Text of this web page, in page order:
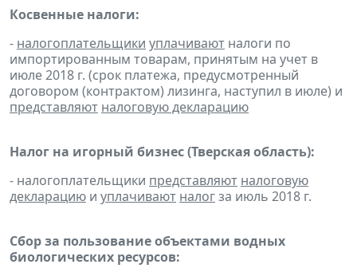
Косвенные налоги:
- налогоплательщики уплачивают налоги по
импортированным товарам, принятым на учет в
июле 2018 г. (срок платежа, предусмотренный
договором (контрактом) лизинга, наступил в июле) и
представляют налоговую декларацию
Налог на игорный бизнес (Тверская область):
- налогоплательщики представляют налоговую
декларацию и уплачивают налогза июль 2018 г.
Сбор за пользование объектами водных
биологических ресурсов: